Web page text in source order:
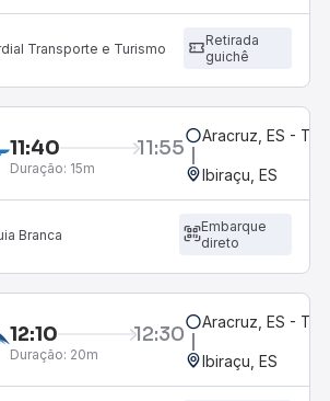
Transporte e Turismo
Retirada
guichê
11:40 11:55
Duração: 15m
Aracruz, ES -
Ibiraçu, ES
Branca
Embarque
direto
12:10 12:30
Duração: 20m
Aracruz, ES -
Ibiraçu, ES